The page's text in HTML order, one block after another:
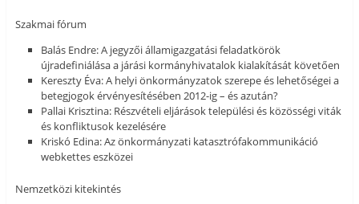
Szakmai fórum
Balás Endre: A jegyzői államigazgatási feladatkörök
újradefiniálása a járási kormányhivatalok kialakítását követően
Kereszty Éva: A helyi önkormányzatok szerepe és lehetőségei a
betegjogok érvényesítésében 2012-ig – és azután?
Pallai Krisztina: Részvételi eljárások települési és közösségi viták
és konfliktusok kezelésére
Kriskó Edina: Az önkormányzati katasztrófakommunikáció
webkettes eszközei
Nemzetközi kitekintés